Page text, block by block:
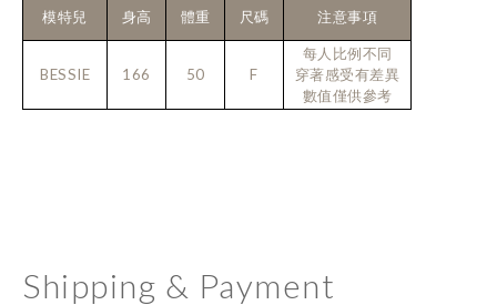
模特兒 身高 體重 尺碼 注意事項
BESSIE 166 50 F
每人比例不同
穿著感受有差異
數值僅供參考
Shipping & Payment